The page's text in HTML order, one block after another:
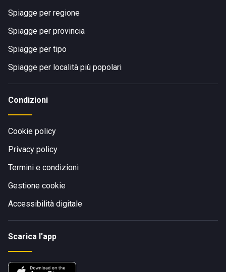
Spiagge per regione
Spiagge per provincia
Spiagge per tipo
Spiagge per località più popolari
Condizioni
Cookie policy
Privacy policy
Termini e condizioni
Gestione cookie
Accessibilità digitale
Scarica l'app